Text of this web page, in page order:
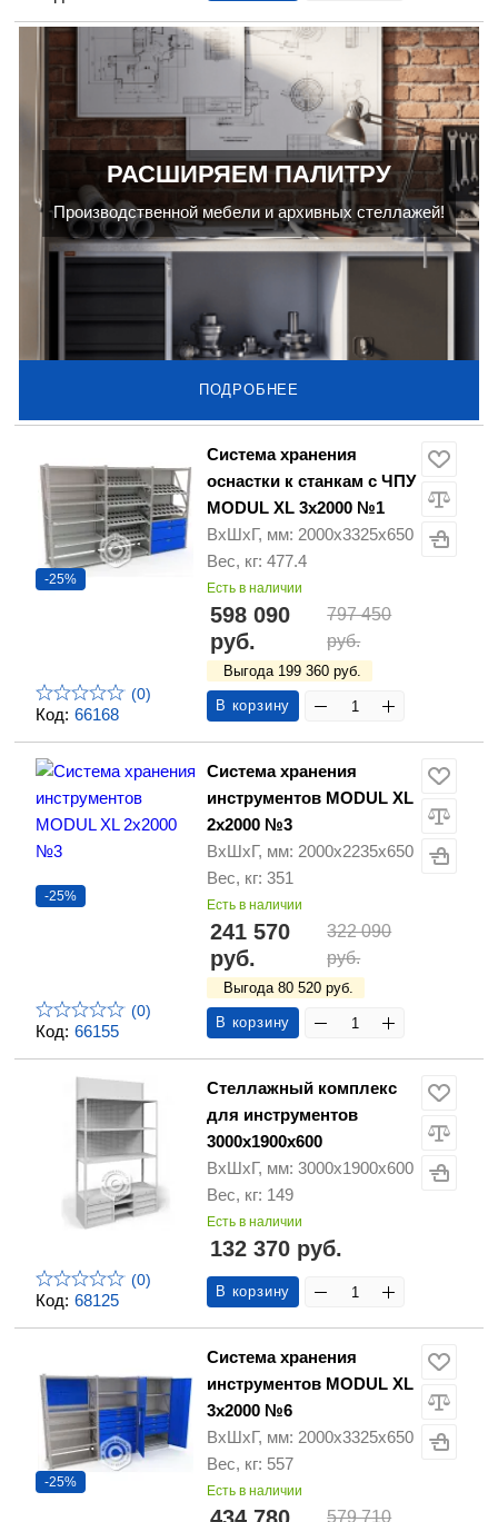
РАСШИРЯЕМ ПАЛИТРУ
Производственной мебели и архивных стеллажей!
ПОДРОБНЕЕ
Код: 66168
-25%
(0)
Система хранения
оснастки к станкам с ЧПУ
MODUL XL 3х2000 №1
ВхШхГ, мм: 2000х3325х650
Вес, кг: 477.4
Есть в наличии
598 090
руб.
797 450
руб.
Выгода 199 360 руб.
В корзину
Код: 66155
-25%
(0)
Система хранения
инструментов MODUL XL
2x2000 №3
ВхШхГ, мм: 2000х2235х650
Вес, кг: 351
Есть в наличии
241 570
руб.
322 090
руб.
Выгода 80 520 руб.
В корзину
Код: 68125
(0)
Стеллажный комплекс
для инструментов
3000х1900х600
ВхШхГ, мм: 3000х1900х600
Вес, кг: 149
Есть в наличии
132 370 руб.
В корзину
-25%
Система хранения
инструментов MODUL XL
3x2000 №6
ВхШхГ, мм: 2000х3325х650
Вес, кг: 557
Есть в наличии
579 710